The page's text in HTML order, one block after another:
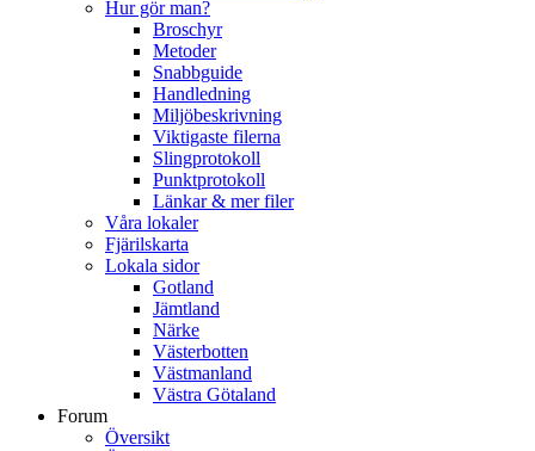
Hur gör man?
Broschyr
Metoder
Snabbguide
Handledning
Miljöbeskrivning
Viktigaste filerna
Slingprotokoll
Punktprotokoll
Länkar & mer filer
Våra lokaler
Fjärilskarta
Lokala sidor
Gotland
Jämtland
Närke
Västerbotten
Västmanland
Västra Götaland
Forum
Översikt